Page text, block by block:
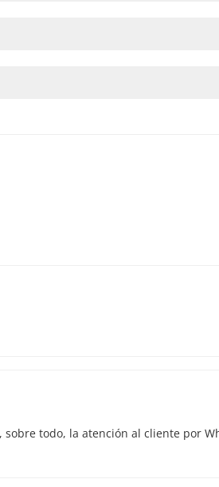
todo, la atención al cliente por